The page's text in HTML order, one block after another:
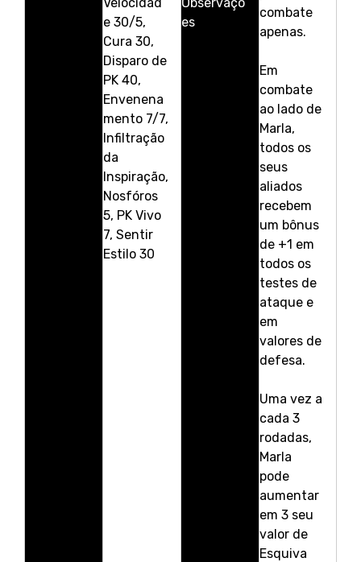
e 30/5,
Cura 30,
Disparo de
PK 40,
Envenena
mento 7/7,
Infiltração
da
Inspiração,
Nosfóros
5, PK Vivo
7, Sentir
Estilo 30
es
combate
apenas.
Em
combate
ao lado de
Marla,
todos os
seus
aliados
recebem
um bônus
de +1 em
todos os
testes de
ataque e
em
valores de
defesa.
Uma vez a
cada 3
rodadas,
Marla
pode
aumentar
em 3 seu
valor de
Esquiva